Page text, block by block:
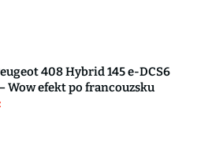
408 Hybrid 145 e-DCS6
Wow efekt po francouzsku